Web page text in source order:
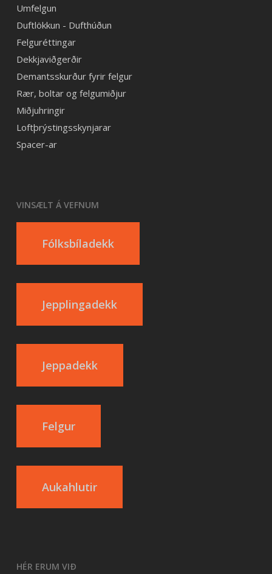
Umfelgun
Duftlökkun - Dufthúðun
Felguréttingar
Dekkjaviðgerðir
Demantsskurður fyrir felgur
Rær, boltar og felgumiðjur
Miðjuhringir
Loftþrýstingsskynjarar
Spacer-ar
VINSÆLT Á VEFNUM
Fólksbíladekk
Jepplingadekk
Jeppadekk
Felgur
Aukahlutir
HÉR ERUM VIÐ